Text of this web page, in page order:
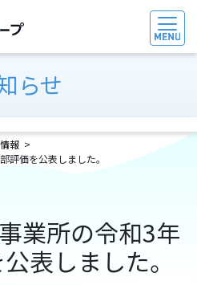
らせ
報
評価を公表しました。
業所の令和3年
表しました。